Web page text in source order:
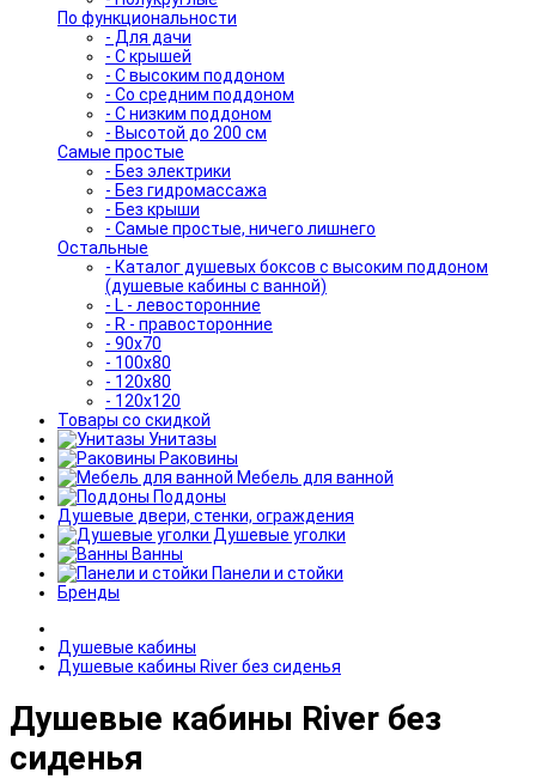
По функциональности
- Для дачи
- С крышей
- С высоким поддоном
- Со средним поддоном
- С низким поддоном
- Высотой до 200 см
Самые простые
- Без электрики
- Без гидромассажа
- Без крыши
- Самые простые, ничего лишнего
Остальные
- Каталог душевых боксов с высоким поддоном
(душевые кабины с ванной)
- L - левосторонние
- R - правосторонние
- 90x70
- 100x80
- 120x80
- 120x120
Товары со скидкой
Унитазы
Раковины
Мебель для ванной
Поддоны
Душевые двери, стенки, ограждения
Душевые уголки
Ванны
Панели и стойки
Бренды
Душевые кабины
Душевые кабины River без сиденья
Душевые кабины River без
сиденья